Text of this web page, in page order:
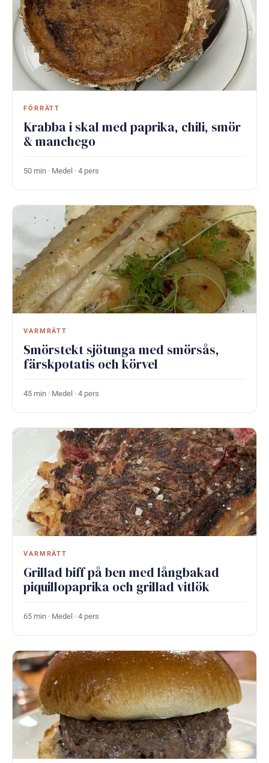
FÖRRÄTT
Krabba i skal med paprika, chili, smör
& manchego
50 min · Medel · 4 pers
VARMRÄTT
Smörstekt sjötunga med smörsås,
färskpotatis och körvel
45 min · Medel · 4 pers
VARMRÄTT
Grillad biff på ben med långbakad
piquillopaprika och grillad vitlök
65 min · Medel · 4 pers